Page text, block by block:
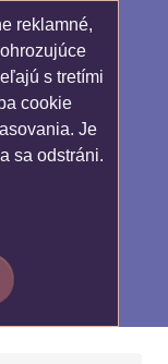
reklamné,
s tretími
cookie
Je
sa odstráni.